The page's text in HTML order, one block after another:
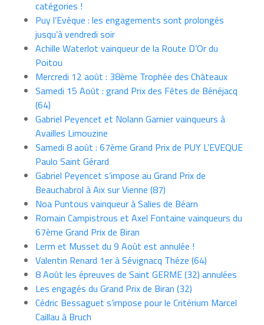
catégories !
Puy l’Evèque : les engagements sont prolongés
jusqu’à vendredi soir
Achille Waterlot vainqueur de la Route D’Or du
Poitou
Mercredi 12 août : 38ème Trophée des Châteaux
Samedi 15 Août : grand Prix des Fêtes de Bénéjacq
(64)
Gabriel Peyencet et Nolann Garnier vainqueurs à
Availles Limouzine
Samedi 8 août : 67ème Grand Prix de PUY L’EVEQUE
Paulo Saint Gérard
Gabriel Peyencet s’impose au Grand Prix de
Beauchabrol à Aix sur Vienne (87)
Noa Puntous vainqueur à Salies de Béarn
Romain Campistrous et Axel Fontaine vainqueurs du
67ème Grand Prix de Biran
Lerm et Musset du 9 Août est annulée !
Valentin Renard 1er à Sévignacq Théze (64)
8 Août les épreuves de Saint GERME (32) annulées
Les engagés du Grand Prix de Biran (32)
Cédric Bessaguet s’impose pour le Critérium Marcel
Caillau à Bruch